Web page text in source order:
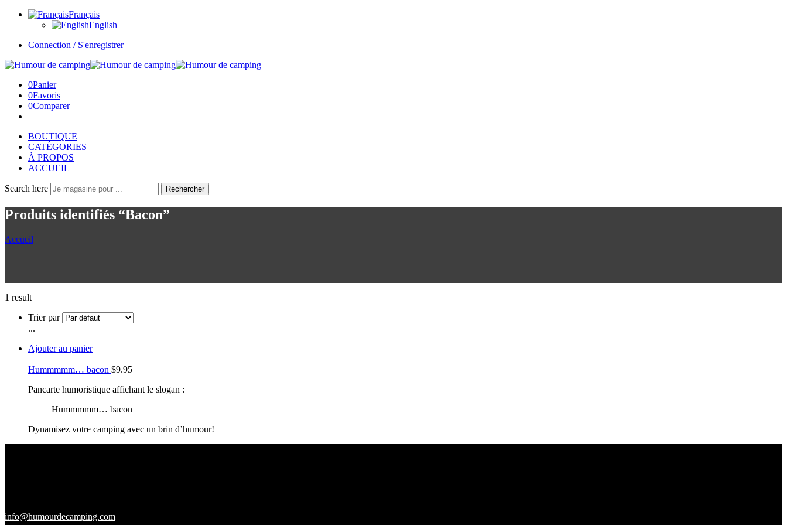
Français
English
Connection / S'enregistrer
0Panier
0Favoris
0Comparer
BOUTIQUE
CATÉGORIES
À PROPOS
ACCUEIL
Search here Rechercher
Produits identifiés “Bacon”
Accueil
1 result
Trier par
...
Ajouter au panier
Hummmmm… bacon $9.95
Pancarte humoristique affichant le slogan :
Hummmmm… bacon
Dynamisez votre camping avec un brin d’humour!
info@humourdecamping.com